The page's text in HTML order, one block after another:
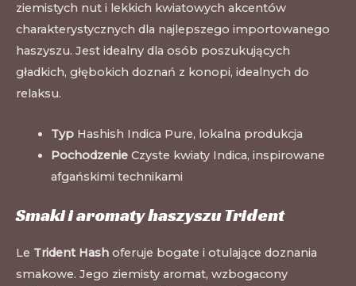
ziemistych nut i lekkich kwiatowych akcentów
charakterystycznych dla najlepszego importowanego
haszyszu. Jest idealny dla osób poszukujących
gładkich, głębokich doznań z konopi, idealnych do
relaksu.
TypHashish Indica Pure, lokalna produkcja
PochodzenieCzyste kwiaty Indica, inspirowane
afgańskimi technikami
Smaki i aromaty haszyszu Trident
Le Trident Hash oferuje bogate i otulające doznania
smakowe. Jego ziemisty aromat, wzbogacony